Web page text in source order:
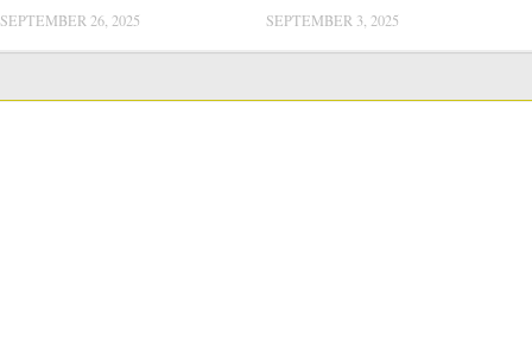
SEPTEMBER 26, 2025 SEPTEMBER 3, 2025